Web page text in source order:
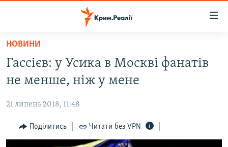
Перейти
основного
матеріалу
до
навігації
Перейти
ВОДА.КРИМ
ПОЛІТИКА
БЛОГИ
НОВИНИ
Гассієв: у Усика в Москві фанатів
не менше, ніж у мене
21 липень 2018, 11:48
Поділитись Читати без VPN